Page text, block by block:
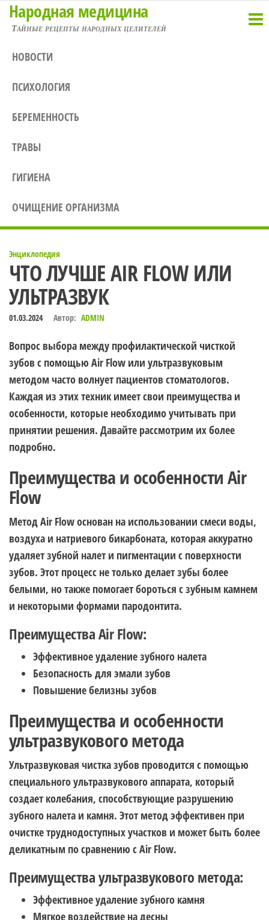
Перейти
Народная медицина
Тайные рецепты народных целителей
НОВОСТИ
ПСИХОЛОГИЯ
БЕРЕМЕННОСТЬ
ТРАВЫ
ГИГИЕНА
ОЧИЩЕНИЕ ОРГАНИЗМА
Энциклопедия
ЧТО ЛУЧШЕ AIR FLOW ИЛИ
УЛЬТРАЗВУК
01.03.2024 Автор: ADMIN
Вопрос выбора между профилактической чисткой
зубов с помощью Air Flow или ультразвуковым
методом часто волнует пациентов стоматологов.
Каждая из этих техник имеет свои преимущества и
особенности, которые необходимо учитывать при
принятии решения. Давайте рассмотрим их более
подробно.
Преимущества и особенности Air
Flow
Метод Air Flow основан на использовании смеси воды,
воздуха и натриевого бикарбоната, которая аккуратно
удаляет зубной налет и пигментации с поверхности
зубов. Этот процесс не только делает зубы более
белыми, но также помогает бороться с зубным камнем
и некоторыми формами пародонтита.
Преимущества Air Flow:
Эффективное удаление зубного налета
Безопасность для эмали зубов
Повышение белизны зубов
Преимущества и особенности
ультразвукового метода
Ультразвуковая чистка зубов проводится с помощью
специального ультразвукового аппарата, который
создает колебания, способствующие разрушению
зубного налета и камня. Этот метод эффективен при
очистке труднодоступных участков и может быть более
деликатным по сравнению с Air Flow.
Преимущества ультразвукового метода:
Эффективное удаление зубного камня
Мягкое воздействие на десны